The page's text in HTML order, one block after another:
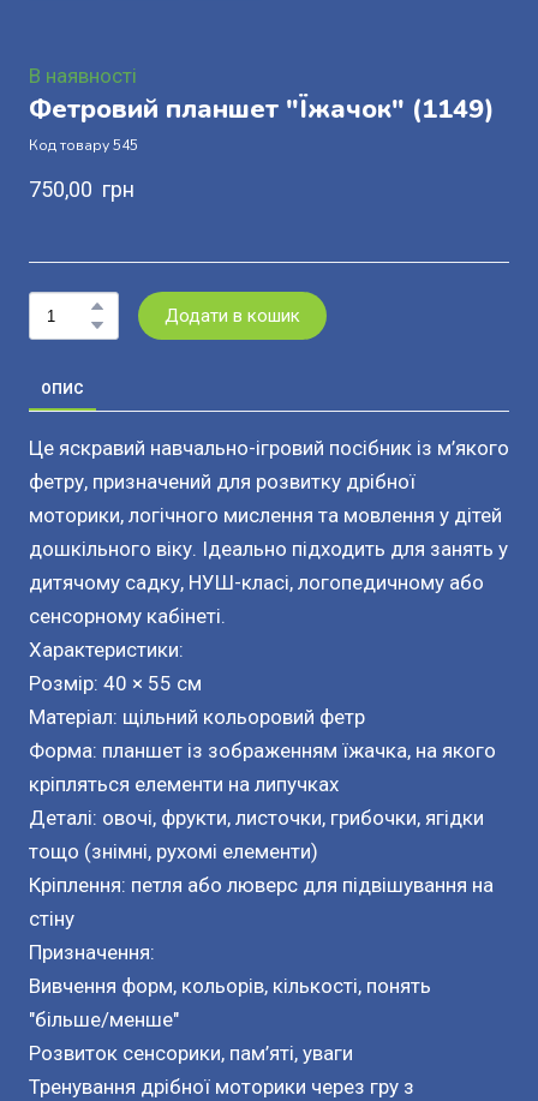
В наявності
Фетровий планшет "Їжачок" (1149)
Код товару 545
750,00  грн
Додати в кошик
ОПИС
Це яскравий навчально-ігровий посібник із м’якого
фетру, призначений для розвитку дрібної
моторики, логічного мислення та мовлення у дітей
дошкільного віку. Ідеально підходить для занять у
дитячому садку, НУШ-класі, логопедичному або
сенсорному кабінеті.
Характеристики:
Розмір: 40 × 55 см
Матеріал: щільний кольоровий фетр
Форма: планшет із зображенням їжачка, на якого
кріпляться елементи на липучках
Деталі: овочі, фрукти, листочки, грибочки, ягідки
тощо (знімні, рухомі елементи)
Кріплення: петля або люверс для підвішування на
стіну
Призначення:
Вивчення форм, кольорів, кількості, понять
"більше/менше"
Розвиток сенсорики, пам’яті, уваги
Тренування дрібної моторики через гру з